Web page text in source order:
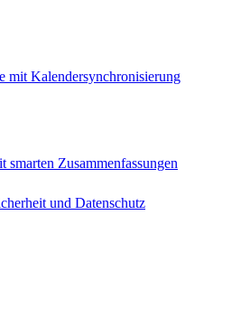
mit Kalendersynchronisierung
Zusammenfassungen
und Datenschutz